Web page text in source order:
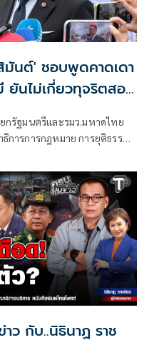
นต์' ชอบพูดคาดเดา
นไม่เกี่ยวทุจริตสอบ
รัฐมนตรีและรมว.มหาดไทย
การการกฎหมาย การยุติธรรม
การอ้างชื่อนายกรัฐมนตรี
ริตสอบท้องถิ่น
ว กับ..นิธินาฏ ราช